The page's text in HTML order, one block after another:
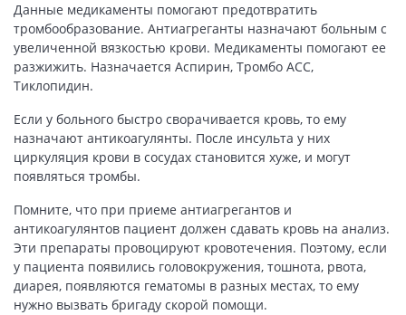
Данные медикаменты помогают предотвратить
тромбообразование. Антиагреганты назначают больным с
увеличенной вязкостью крови. Медикаменты помогают ее
разжижить. Назначается Аспирин, Тромбо АСС,
Тиклопидин.
Если у больного быстро сворачивается кровь, то ему
назначают антикоагулянты. После инсульта у них
циркуляция крови в сосудах становится хуже, и могут
появляться тромбы.
Помните, что при приеме антиагрегантов и
антикоагулянтов пациент должен сдавать кровь на анализ.
Эти препараты провоцируют кровотечения. Поэтому, если
у пациента появились головокружения, тошнота, рвота,
диарея, появляются гематомы в разных местах, то ему
нужно вызвать бригаду скорой помощи.